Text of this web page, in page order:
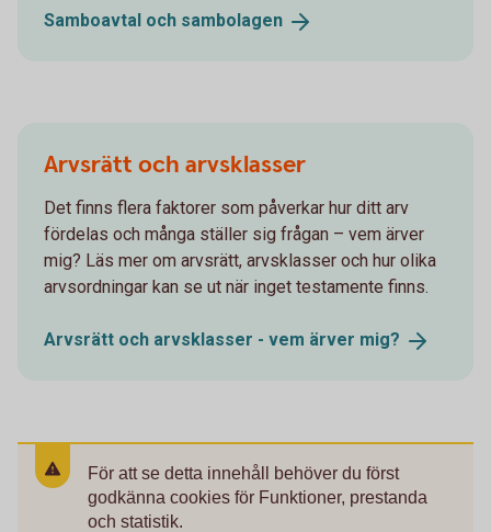
Samboavtal och sambolagen
Arvsrätt och arvsklasser
Det finns flera faktorer som påverkar hur ditt arv
fördelas och många ställer sig frågan – vem ärver
mig? Läs mer om arvsrätt, arvsklasser och hur olika
arvsordningar kan se ut när inget testamente finns.
Arvsrätt och arvsklasser - vem ärver mig?
För att se detta innehåll behöver du först
godkänna cookies för Funktioner, prestanda
och statistik.